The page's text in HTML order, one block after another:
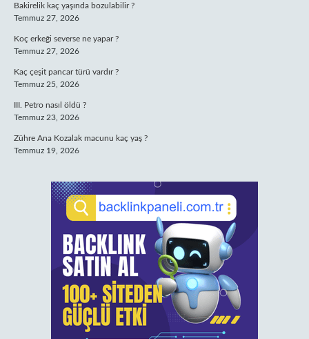
Bakirelik kaç yaşında bozulabilir ?
Temmuz 27, 2026
Koç erkeği severse ne yapar ?
Temmuz 27, 2026
Kaç çeşit pancar türü vardır ?
Temmuz 25, 2026
III. Petro nasıl öldü ?
Temmuz 23, 2026
Zühre Ana Kozalak macunu kaç yaş ?
Temmuz 19, 2026